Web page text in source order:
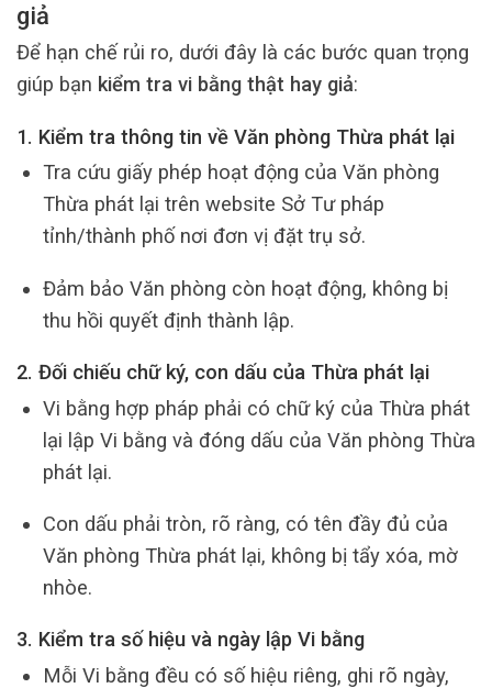
giả
Để hạn chế rủi ro, dưới đây là các bước quan trọng
giúp bạn kiểm tra vi bằng thật hay giả:
1. Kiểm tra thông tin về Văn phòng Thừa phát lại
Tra cứu giấy phép hoạt động của Văn phòng
Thừa phát lại trên website Sở Tư pháp
tỉnh/thành phố nơi đơn vị đặt trụ sở.
Đảm bảo Văn phòng còn hoạt động, không bị
thu hồi quyết định thành lập.
2. Đối chiếu chữ ký, con dấu của Thừa phát lại
Vi bằng hợp pháp phải có chữ ký của Thừa phát
lại lập Vi bằng và đóng dấu của Văn phòng Thừa
phát lại.
Con dấu phải tròn, rõ ràng, có tên đầy đủ của
Văn phòng Thừa phát lại, không bị tẩy xóa, mờ
nhòe.
3. Kiểm tra số hiệu và ngày lập Vi bằng
Mỗi Vi bằng đều có số hiệu riêng, ghi rõ ngày,